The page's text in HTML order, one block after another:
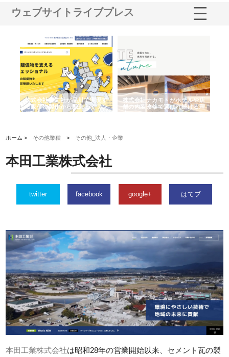
ウェブサイトライブプレス
株式会社耕文社が品川で実現す
る販促物製作から配送までワン
ストップ対応
株式会社ナカモトがホテルや店
舗の内装改修で選ばれ続ける理
由
ホーム > その他業種 > その他_法人・企業
本田工業株式会社
twitter facebook google+ はてブ
本田工業株式会社は昭和28年の営業開始以来、セメント瓦の製